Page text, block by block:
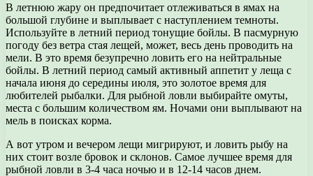
В летнюю жару он предпочитает отлеживаться в ямах на
большой глубине и выплывает с наступлением темноты.
Используйте в летний период тонущие бойлы. В пасмурную
погоду без ветра стая лещей, может, весь день проводить на
мели. В это время безупречно ловить его на нейтральные
бойлы. В летний период самый активный аппетит у леща с
начала июня до середины июля, это золотое время для
любителей рыбалки. Для рыбной ловли выбирайте омуты,
места с большим количеством ям. Ночами они выплывают на
мель в поисках корма.
А вот утром и вечером лещи мигрируют, и ловить рыбу на
них стоит возле бровок и склонов. Самое лучшее время для
рыбной ловли в 3-4 часа ночью и в 12-14 часов днем.